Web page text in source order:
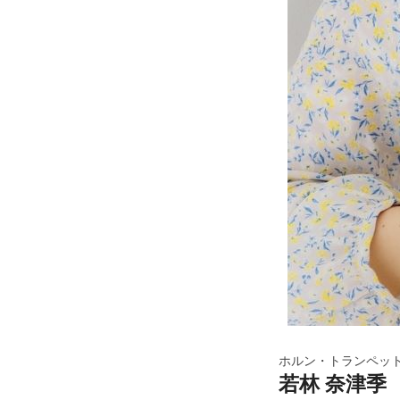
ホルン・トランペッ
若林 奈津季